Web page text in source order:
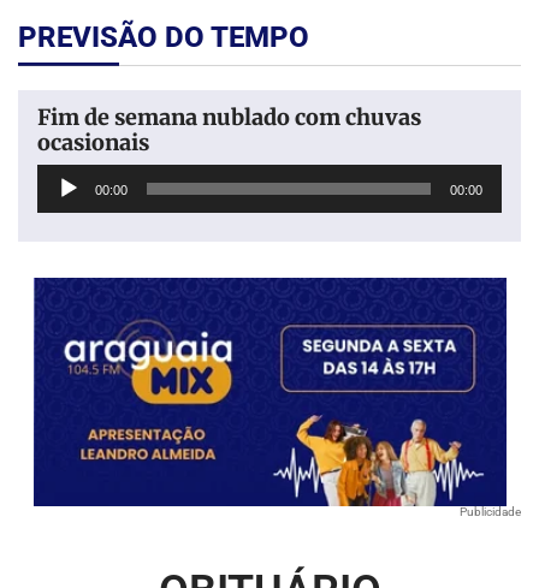
PREVISÃO DO TEMPO
Fim de semana nublado com chuvas
ocasionais
Tocador
00:00 00:00
Publicidade